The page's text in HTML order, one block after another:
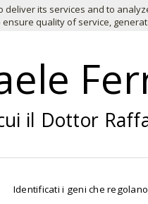
Infertilità
il Dottor
Identificati i geni che
deliver its services and to
ensure quality of service,